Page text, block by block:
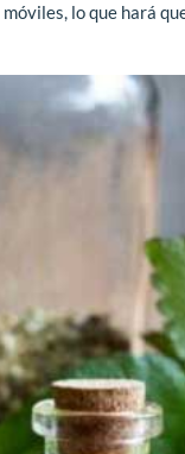
lo que hará